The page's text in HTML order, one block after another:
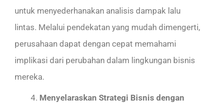
untuk menyederhanakan analisis dampak lalu
lintas. Melalui pendekatan yang mudah dimengerti,
perusahaan dapat dengan cepat memahami
implikasi dari perubahan dalam lingkungan bisnis
mereka.
Menyelaraskan Strategi Bisnis dengan